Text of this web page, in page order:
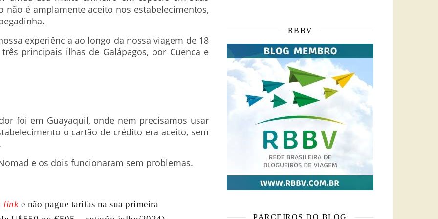
não é amplamente aceito nos estabelecimentos,
experiência ao longo da nossa viagem de 18
principais ilhas de Galápagos, por Cuenca e
foi em Guayaquil, onde nem precisamos usar
o cartão de crédito era aceito, sem
e os dois funcionaram sem problemas.
linke não pague tarifas na sua primeira
RBBV
PARCEIROS DO BLOG